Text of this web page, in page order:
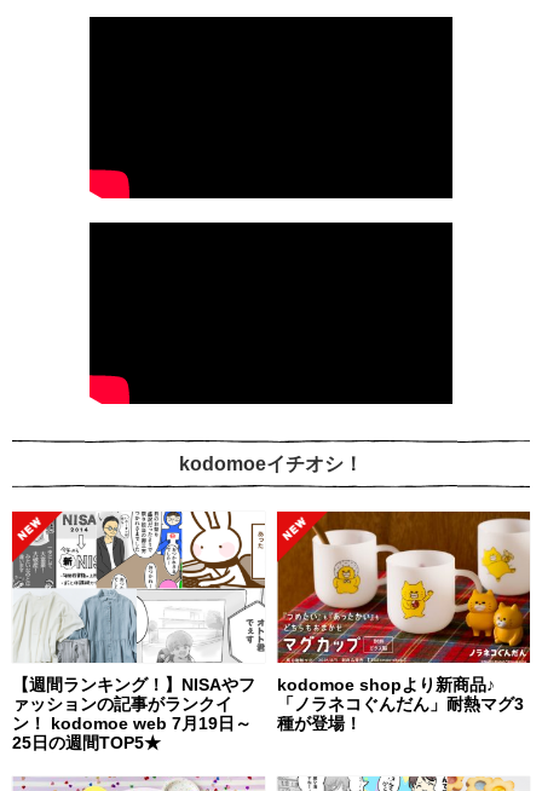
kodomoeイチオシ！
【週間ランキング！】NISAやフ
ァッションの記事がランクイ
ン！ kodomoe web 7月19日～
25日の週間TOP5★
kodomoe shopより新商品♪
「ノラネコぐんだん」耐熱マグ3
種が登場！